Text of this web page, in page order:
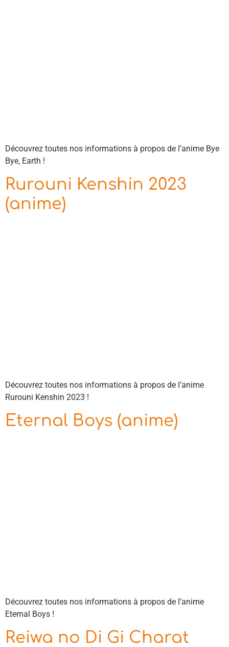
Découvrez toutes nos informations à propos de l’anime Bye
Bye, Earth !
Rurouni Kenshin 2023
(anime)
Découvrez toutes nos informations à propos de l’anime
Rurouni Kenshin 2023 !
Eternal Boys (anime)
Découvrez toutes nos informations à propos de l’anime
Eternal Boys !
Reiwa no Di Gi Charat